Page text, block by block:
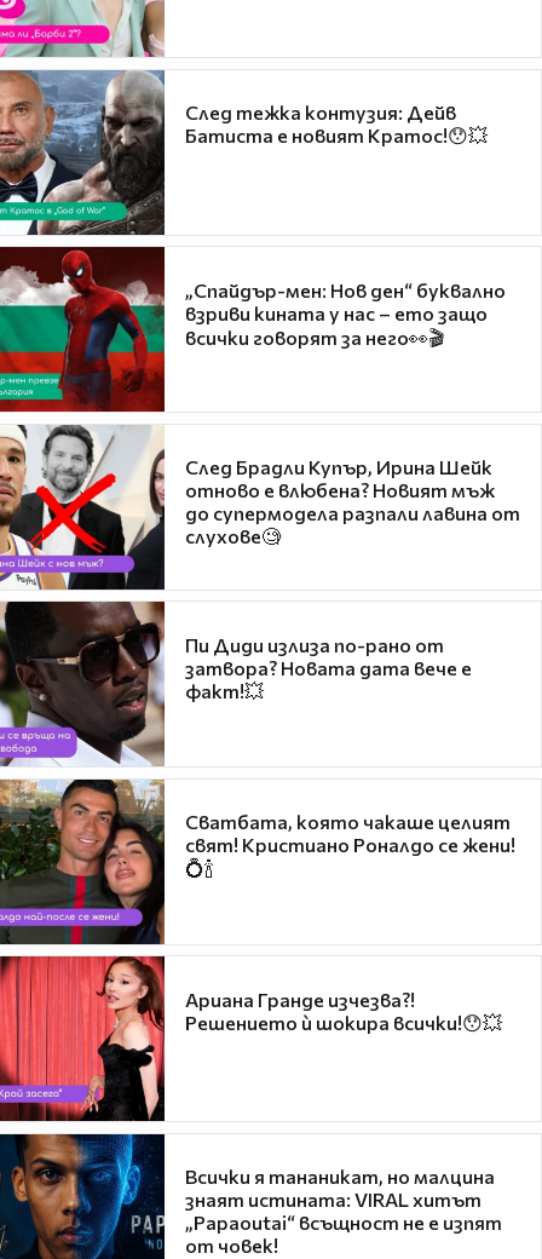
След тежка контузия: Дейв
Батиста е новият Кратос!😯💥
„Спайдър-мен: Нов ден“ буквално
взриви кината у нас – ето защо
всички говорят за него👀🎬
След Брадли Купър, Ирина Шейк
отново е влюбена? Новият мъж
до супермодела разпали лавина от
слухове🧐
Пи Диди излиза по-рано от
затвора? Новата дата вече е
факт!💥
Сватбата, която чакаше целият
свят! Кристиано Роналдо се жени!
💍🍾
Ариана Гранде изчезва?!
Решението ѝ шокира всички!😯💥
Всички я тананикат, но малцина
знаят истината: VIRAL хитът
„Papaoutai“ всъщност не е изпят
от човек!